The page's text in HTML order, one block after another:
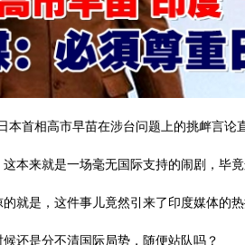
本首相高市早苗在涉台问题上的挑衅言论
本来就是一场毫无国际支持的闹剧，毕
就是，这件事儿竟然引来了印度媒体的热
还是分不清国际局势，随便站队吗？